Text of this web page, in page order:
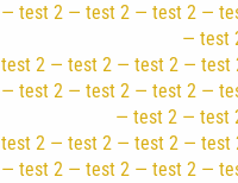
2 — test 2 — test 2 —
— test
2 — test 2 — test 2 —
2 — test 2 — test 2 —
— test 2 — test
2 — test 2 — test 2 —
2 — test 2 — test 2 —